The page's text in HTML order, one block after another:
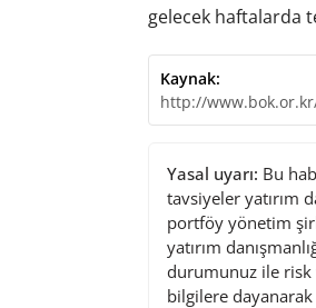
gelecek haftalarda
Kaynak:
http://
Yasal uyarı: Bu
tavsiyeler yatırım
portföy yönetim
yatırım
durumunuz ile risk
bilgilere